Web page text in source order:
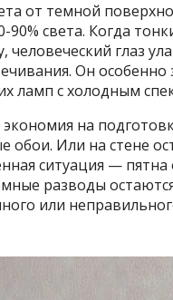
от темной
света. Когда
глаз
Он
ламп с холодным
на
Или на стене
ситуация —
разводы
или